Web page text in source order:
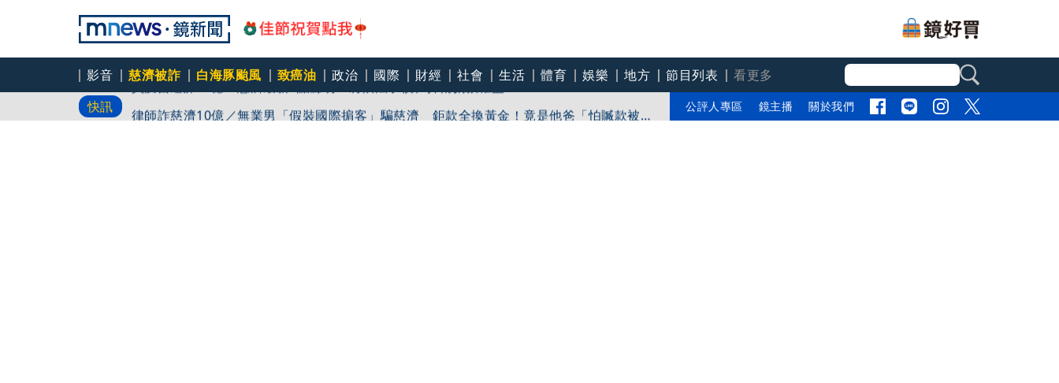
影音 慈濟被詐 白海豚颱風 致癌油 政治 國際 財經 社會 生活 體育 娛樂 地方 節目列表
看更多
快訊
買疫苗遭詐10億 慈濟最新3點聲明：將依法求償、捍衛捐款權益
律師詐慈濟10億／無業男「假裝國際掮客」騙慈濟 鉅款全換黃金！竟是他爸「怕贓款被敗
公評人專區 鏡主播 關於我們